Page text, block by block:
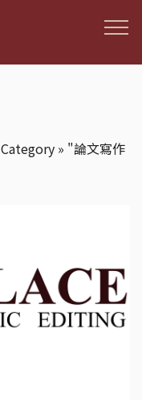
Category » "論文寫作